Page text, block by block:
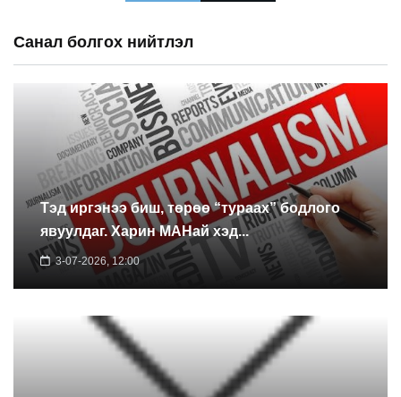
Санал болгох нийтлэл
Тэд иргэнээ биш, төрөө “тураах” бодлого
явуулдаг. Харин МАНай хэд...
3-07-2026, 12:00